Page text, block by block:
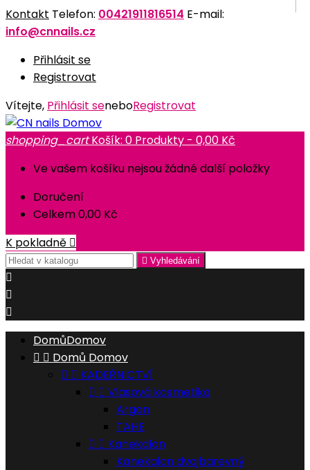
Kontakt Telefon: 00421911816514 E-mail:
info@cnnails.cz
Přihlásit se
Registrovat
Vítejte, Přihlásit seneboRegistrovat
Domov
shopping_cart Košík: 0 Produkty - 0,00 Kč
Ve vašem košíku nejsou žádné další položky
Doručení
Celkem0,00 Kč
K pokladně 
 Vyhledávání



DomůDomov
  Domů Domov
  KADEŘNICTVÍ
  Vlasová kosmetika
Argan
TAHE
  Kanekalon
Kanekalon dvojbarevný